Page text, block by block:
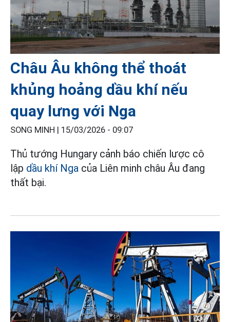
Châu Âu không thể thoát
khủng hoảng dầu khí nếu
quay lưng với Nga
SONG MINH | 15/03/2026 - 09:07
Thủ tướng Hungary cảnh báo chiến lược cô
lập dầu khí Nga của Liên minh châu Âu đang
thất bại.